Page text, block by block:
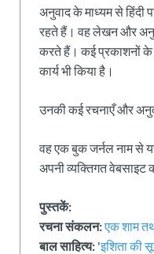
अनुवाद के माध्यम से हिंदी
रहते हैं। वह लेखन और
करते हैं। कई प्रकाशनों के
कार्य भी किया है।
उनकी कई रचनाएँ और
वह एक बुक जर्नल नाम से
अपनी व्यक्तिगत वेबसाइट
पुस्तकें:
रचना संकलन:एक शाम
बाल साहित्य: 'इशिता की